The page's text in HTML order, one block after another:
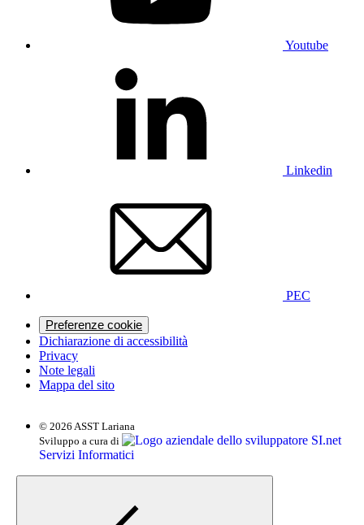
Youtube
Linkedin
PEC
Preferenze cookie
Dichiarazione di accessibilità
Privacy
Note legali
Mappa del sito
© 2026 ASST Lariana
Sviluppo a cura di
SI.net
Servizi Informatici